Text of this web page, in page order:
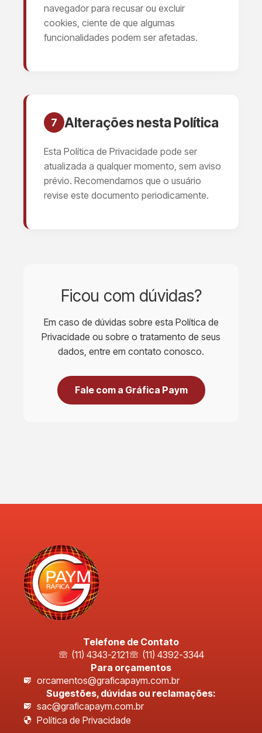
navegador para recusar ou excluir
cookies, ciente de que algumas
funcionalidades podem ser afetadas.
7 Alterações nesta Política
Esta Política de Privacidade pode ser
atualizada a qualquer momento, sem aviso
prévio. Recomendamos que o usuário
revise este documento periodicamente.
Ficou com dúvidas?
Em caso de dúvidas sobre esta Política de
Privacidade ou sobre o tratamento de seus
dados, entre em contato conosco.
Fale com a Gráfica Paym
Telefone de Contato
(11) 4343-2121
(11) 4392-3344
Para orçamentos
orcamentos@graficapaym.com.br
Sugestões, dúvidas ou reclamações:
sac@graficapaym.com.br
Política de Privacidade